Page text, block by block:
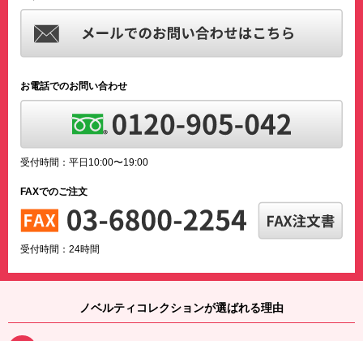
お電話でのお問い合わせ
受付時間：平日10:00〜19:00
FAXでのご注文
受付時間：24時間
ノベルティコレクションが選ばれる理由